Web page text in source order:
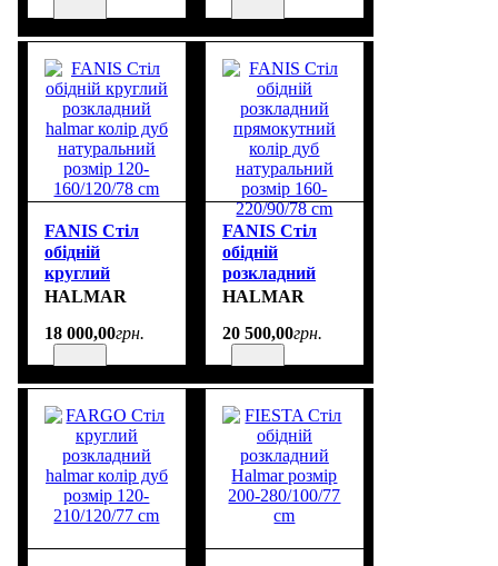
FANIS Стіл
обідній
круглий
розкладний
дуб
HALMAR
18 000,00грн.
FANIS Стіл
обідній
розкладний
прямокутний
натуральний
HALMAR
20 500,00грн.